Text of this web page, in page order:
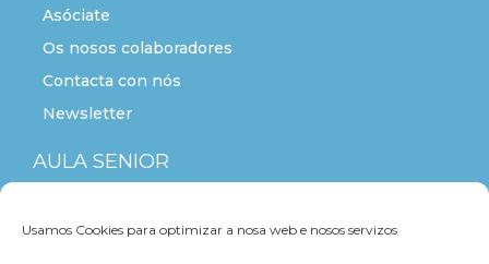
Usamos Cookies para optimizar a nosa web e nosos servizos
Asóciate
Os nosos colaboradores
Contacta con nós
Newsletter
AULA SENIOR